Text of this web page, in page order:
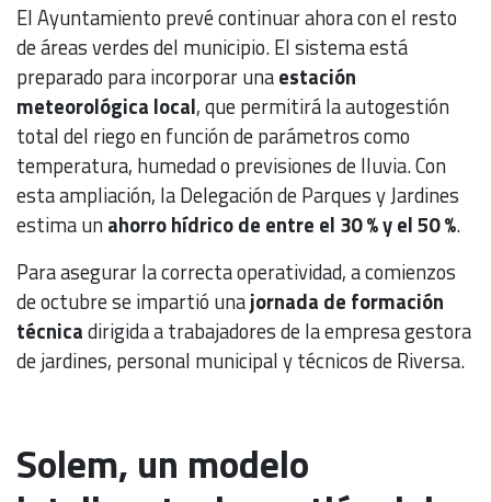
El Ayuntamiento prevé continuar ahora con el resto
de áreas verdes del municipio. El sistema está
preparado para incorporar unaestación
meteorológica local, que permitirá la autogestión
total del riego en función de parámetros como
temperatura, humedad o previsiones de lluvia. Con
esta ampliación, la Delegación de Parques y Jardines
estima unahorro hídrico de entre el 30 % y el 50 %.
Para asegurar la correcta operatividad, a comienzos
de octubre se impartió unajornada de formación
técnicadirigida a trabajadores de la empresa gestora
de jardines, personal municipal y técnicos de Riversa.
Solem, un modelo